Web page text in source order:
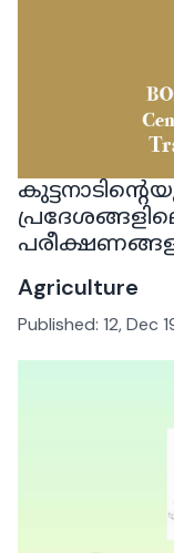
Agriculture
Published: 12, Dec